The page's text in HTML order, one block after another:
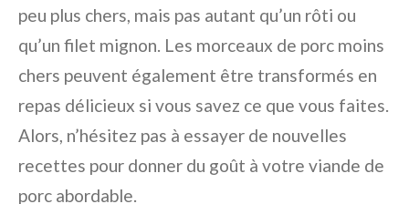
peu plus chers, mais pas autant qu’un rôti ou
qu’un filet mignon. Les morceaux de porc moins
chers peuvent également être transformés en
repas délicieux si vous savez ce que vous faites.
Alors, n’hésitez pas à essayer de nouvelles
recettes pour donner du goût à votre viande de
porc abordable.